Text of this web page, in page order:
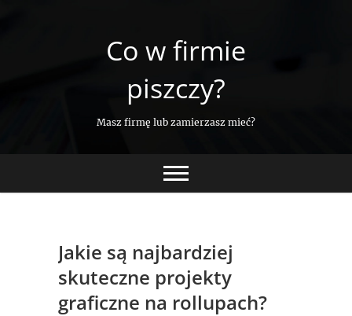
Co w firmie
piszczy?
Masz firmę lub zamierzasz mieć?
Jakie są najbardziej
skuteczne projekty
graficzne na rollupach?